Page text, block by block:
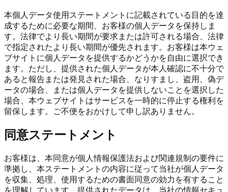
本個人データ使用ステートメントに記載されている目的を達
成するために必要な期間、お客様の個人データを保持しま
す。法律でより長い期間が要求または許可される場合、法律
で指定されたより長い期間が優先されます。お客様は本ウェ
ブサイトに個人データを提供するかどうかを自由に選択でき
ます。ただし、提供された個人データが本人確認に不十分で
あると報告または発見された場合、なりすまし、盗用、偽デ
ータの場合、または個人データを提供しないことを選択した
場合、本ウェブサイトはサービスを一時的に停止する権利を
留保します。ご不便をおかけして申し訳ありません。
同意ステートメント
お客様は、本同意が個人情報保護法および関連規制の要件に
準拠し、本ステートメントの内容に従って当社が個人データ
を収集、処理、使用するための書面同意の効力を有すること